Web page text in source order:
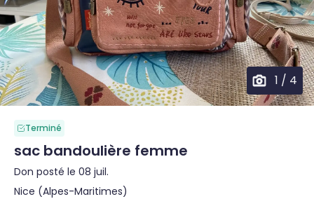
1 / 4
Terminé
sac bandoulière femme
Don posté le 08 juil.
Nice (Alpes-Maritimes)